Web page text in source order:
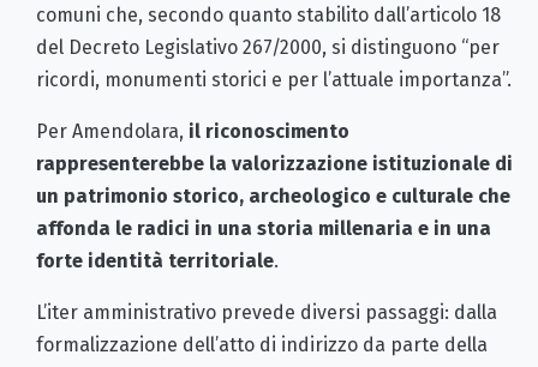
comuni che, secondo quanto stabilito dall’articolo 18
del Decreto Legislativo 267/2000, si distinguono “per
ricordi, monumenti storici e per l’attuale importanza”.
Per Amendolara, il riconoscimento
rappresenterebbe la valorizzazione istituzionale di
un patrimonio storico, archeologico e culturale che
affonda le radici in una storia millenaria e in una
forte identità territoriale.
L’iter amministrativo prevede diversi passaggi: dalla
formalizzazione dell’atto di indirizzo da parte della